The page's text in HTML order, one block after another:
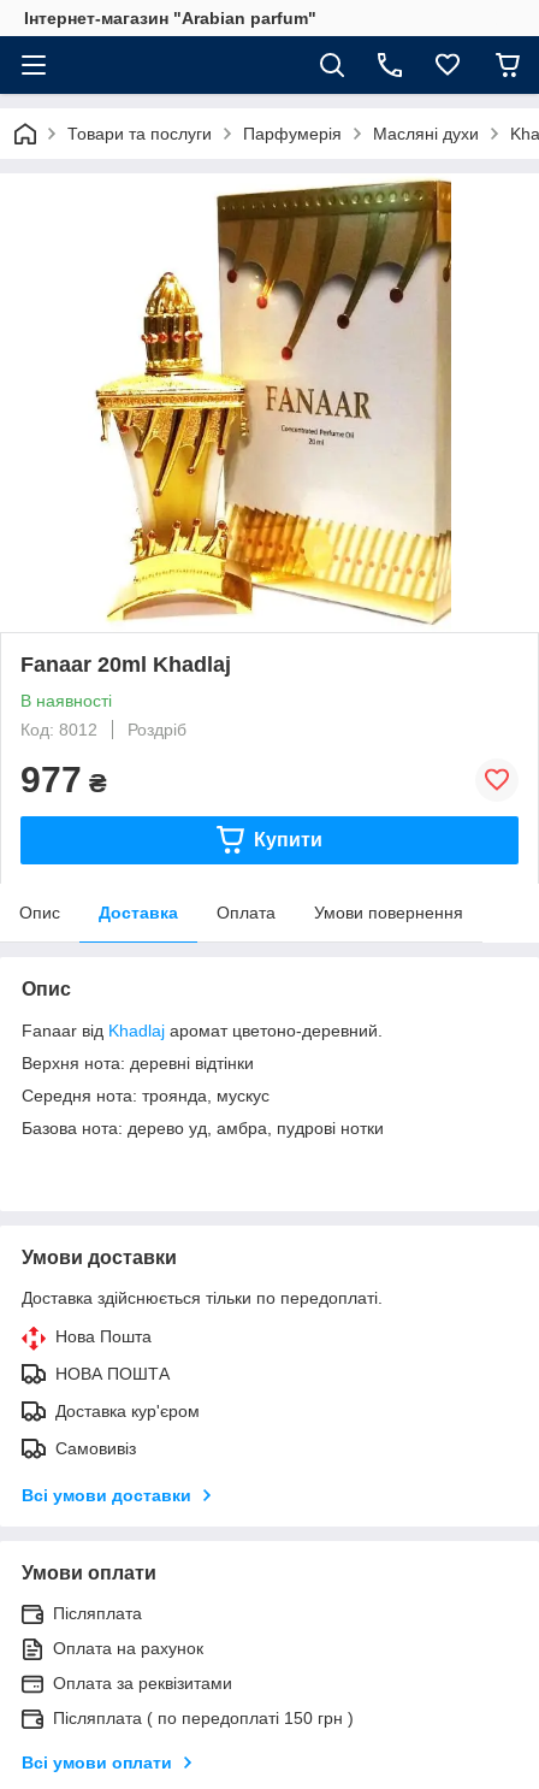
Інтернет-магазин "Arabian parfum"
Товари та послуги Парфумерія Масляні духи
Fanaar 20ml Khadlaj
В наявності
Код: 8012
Роздріб
977 ₴
Купити
Опис Доставка Оплата Умови повернення
Опис
Fanaar від Khadlaj аромат цветоно-деревний.
Верхня нота: деревні відтінки
Середня нота: троянда, мускус
Базова нота: дерево уд, амбра, пудрові нотки
Умови доставки
Доставка здійснюється тільки по передоплаті.
Нова Пошта
НОВА ПОШТА
Доставка кур'єром
Самовивіз
Всі умови доставки
Умови оплати
Післяплата
Оплата на рахунок
Оплата за реквізитами
Післяплата ( по передоплаті 150 грн )
Всі умови оплати